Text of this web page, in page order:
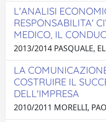
L'ANALISI
RESPONSABILITA'
MEDICO, IL
2013/2014 PASQUALE,
LA
COSTRUIRE IL
DELL'IMPRESA
2010/2011 MORELLI,